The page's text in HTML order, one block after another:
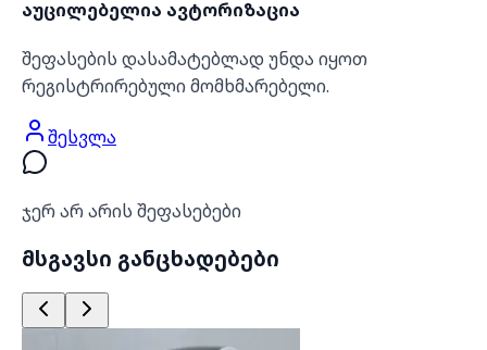
აუცილებელია ავტორიზაცია
შეფასების დასამატებლად უნდა იყოთ
რეგისტრირებული მომხმარებელი.
შესვლა
ჯერ არ არის შეფასებები
მსგავსი განცხადებები